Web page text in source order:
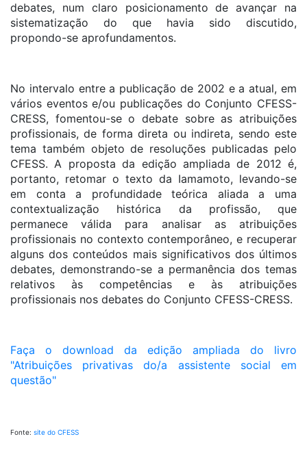
debates, num claro posicionamento de avançar na
sistematização do que havia sido discutido,
propondo-se aprofundamentos.
No intervalo entre a publicação de 2002 e a atual, em
vários eventos e/ou publicações do Conjunto CFESS-
CRESS, fomentou-se o debate sobre as atribuições
profissionais, de forma direta ou indireta, sendo este
tema também objeto de resoluções publicadas pelo
CFESS. A proposta da edição ampliada de 2012 é,
portanto, retomar o texto da Iamamoto, levando-se
em conta a profundidade teórica aliada a uma
contextualização histórica da profissão, que
permanece válida para analisar as atribuições
profissionais no contexto contemporâneo, e recuperar
alguns dos conteúdos mais significativos dos últimos
debates, demonstrando-se a permanência dos temas
relativos às competências e às atribuições
profissionais nos debates do Conjunto CFESS-CRESS.
Faça o download da edição ampliada do livro
"Atribuições privativas do/a assistente social em
questão"
Fonte: site do CFESS